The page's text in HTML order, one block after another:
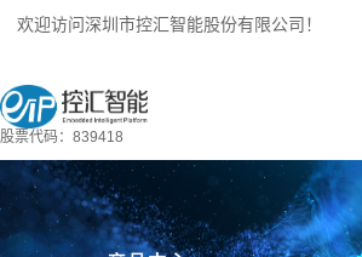
欢迎访问深圳市控汇智能股份有限公司！
股票代码：839418